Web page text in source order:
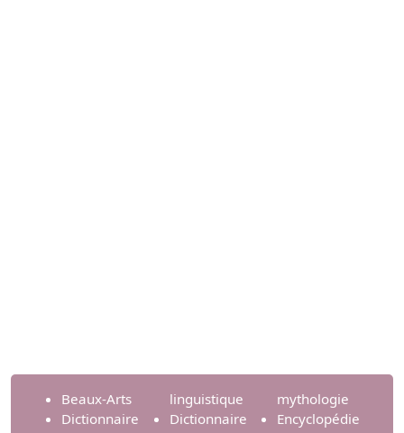
Beaux-Arts
Dictionnaire
linguistique
Dictionnaire
mythologie
Encyclopédie